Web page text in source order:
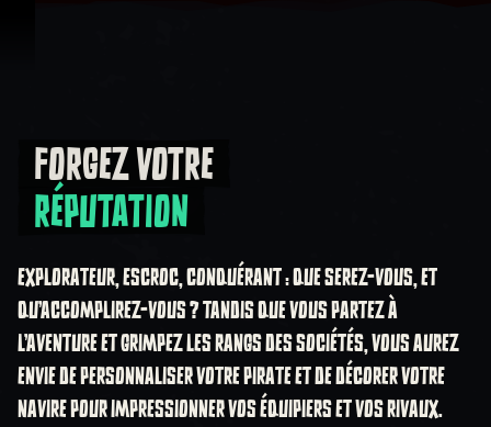
Forgez votre Réputation
FORGEZ VOTRE
RÉPUTATION
EXPLORATEUR, ESCROC, CONQUÉRANT : QUE SEREZ-VOUS, ET
QU'ACCOMPLIREZ-VOUS ? TANDIS QUE VOUS PARTEZ À
L'AVENTURE ET GRIMPEZ LES RANGS DES SOCIÉTÉS, VOUS AUREZ
ENVIE DE PERSONNALISER VOTRE PIRATE ET DE DÉCORER VOTRE
NAVIRE POUR IMPRESSIONNER VOS ÉQUIPIERS ET VOS RIVAUX.